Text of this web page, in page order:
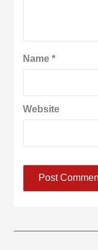
Name*
Website